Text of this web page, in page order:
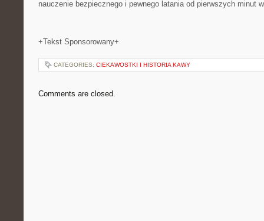
nauczenie bezpiecznego i pewnego latania od pierwszych minut
+Tekst Sponsorowany+
CATEGORIES: CIEKAWOSTKI I HISTORIA KAWY
Comments are closed.